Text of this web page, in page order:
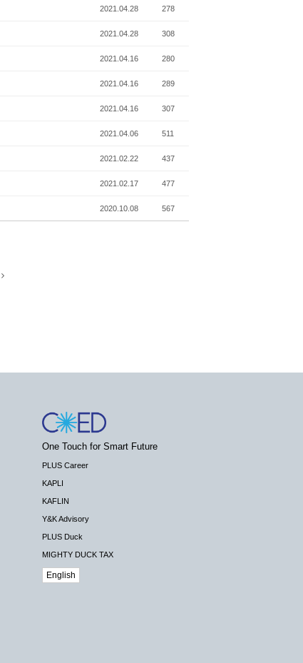
2021.04.28 278
2021.04.28 308
2021.04.16 280
2021.04.16 289
2021.04.16 307
2021.04.06 511
2021.02.22 437
2021.02.17 477
2020.10.08 567
One Touch for Smart Future
PLUS Career
KAPLI
KAFLIN
Y&K Advisory
PLUS Duck
MIGHTY DUCK TAX
English